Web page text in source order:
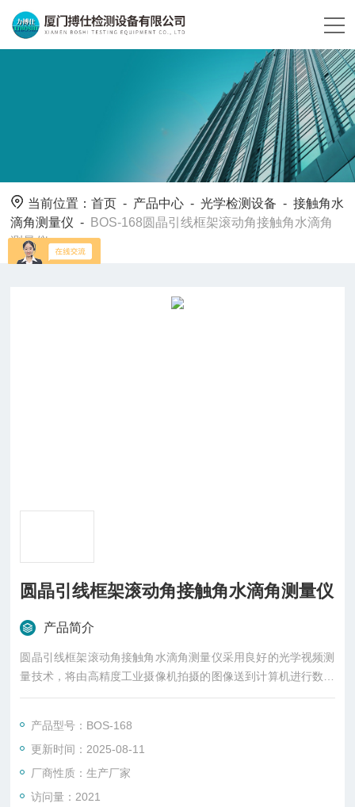
当前位置：首页 - 产品中心 -光学检测设备 -接触角水
滴角测量仪 -
BOS-168圆晶引线框架滚动角接触角水滴角
测量仪
圆晶引线框架滚动角接触角水滴角测量仪
产品简介
圆晶引线框架滚动角接触角水滴角测量仪采用良好的光学视频测
量技术，将由高精度工业摄像机拍摄的图像送到计算机进行数据
处理，功能齐全，操作非常方便。符合ASTMD724、ASTMD59
角测量法等标准。
产品型号：BOS-168
更新时间：2025-08-11
厂商性质：生产厂家
访问量：2021